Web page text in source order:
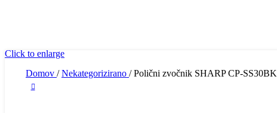
Click to enlarge
Domov / Nekategorizirano / Polični zvočnik SHARP CP-SS30BK